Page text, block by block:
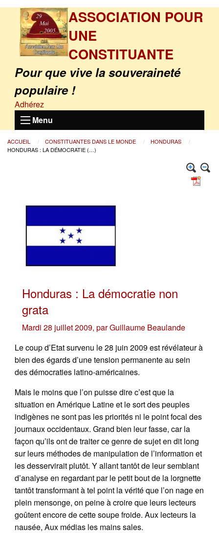
ASSOCIATION POUR
UNE
CONSTITUANTE
Pour que vive la souveraineté
populaire !
Adhérez
Menu
ACCUEIL CONSTITUANTES DANS LE MONDE
HONDURAS
HONDURAS : LA DÉMOCRATIE (…)
Honduras : La démocratie non
grata
Mardi 28 juillet 2009, parGuillaume Beaulande
Le coup d’Etat survenu le 28 juin 2009 est révélateur à
bien des égards d’une tension permanente au sein
des démocraties latino-américaines.
Mais le moins que l’on puisse dire c’est que la
situation en Amérique Latine et le sort des peuples
indigènes ne sont pas les priorités ni le point focal des
journaux occidentaux. Grand bien leur fasse, car la
façon qu’ils ont de traiter ce genre de sujet en dit long
sur leurs méthodes de manipulation de l’information et
les desservirait plutôt. Y allant tantôt de leur semblant
d’analyse en regardant par le petit bout de la lorgnette
tantôt transformant à tel point la vérité que l’on nage en
plein mensonge, on peine à croire que leurs lecteurs
goûtent encore de cette soupe froide. Aux lecteurs la
nausée, Aux médias les mains sales.